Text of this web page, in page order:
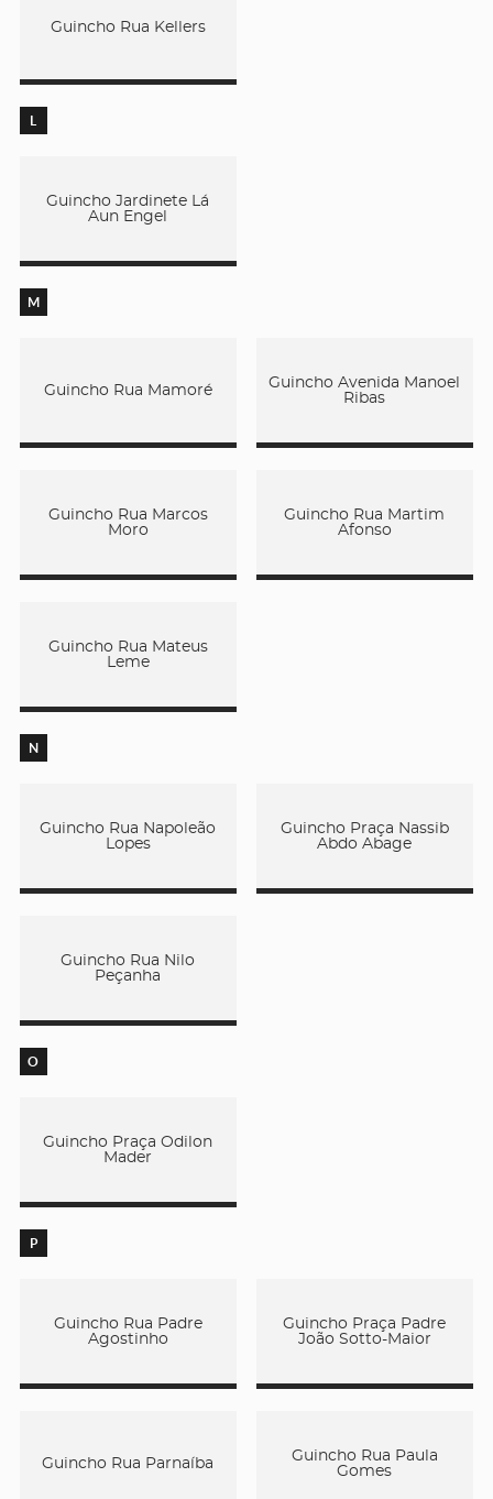
Guincho Rua Kellers
L
Guincho Jardinete Lá
Aun Engel
M
Guincho Rua Mamoré
Guincho Avenida Manoel
Ribas
Guincho Rua Marcos
Moro
Guincho Rua Martim
Afonso
Guincho Rua Mateus
Leme
N
Guincho Rua Napoleão
Lopes
Guincho Praça Nassib
Abdo Abage
Guincho Rua Nilo
Peçanha
O
Guincho Praça Odilon
Mader
P
Guincho Rua Padre
Agostinho
Guincho Praça Padre
João Sotto-Maior
Guincho Rua Parnaíba
Guincho Rua Paula
Gomes